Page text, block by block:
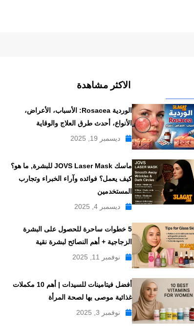
الاكثر مشاهدة
الوردية Rosacea: الأسباب، الأعراض،
الأنواع، أحدث طرق العلاج والوقاية
ديسمبر 19, 2025
ماسك JOVS Laser Mask للبشرة, ما هو؟
كيف يعمل؟ فوائده وآراء الخبراء وتجارب
المستخدمين
ديسمبر 4, 2025
5 خطوات ساحرة للحصول على البشرة
الزجاجية + أهم النصائح لبشرة نقية
نوفمبر 11, 2025
أفضل فيتامينات للسيدات | أهم 10 مكملات
غذائية موصى بها لصحة المرأة
نوفمبر 3, 2025